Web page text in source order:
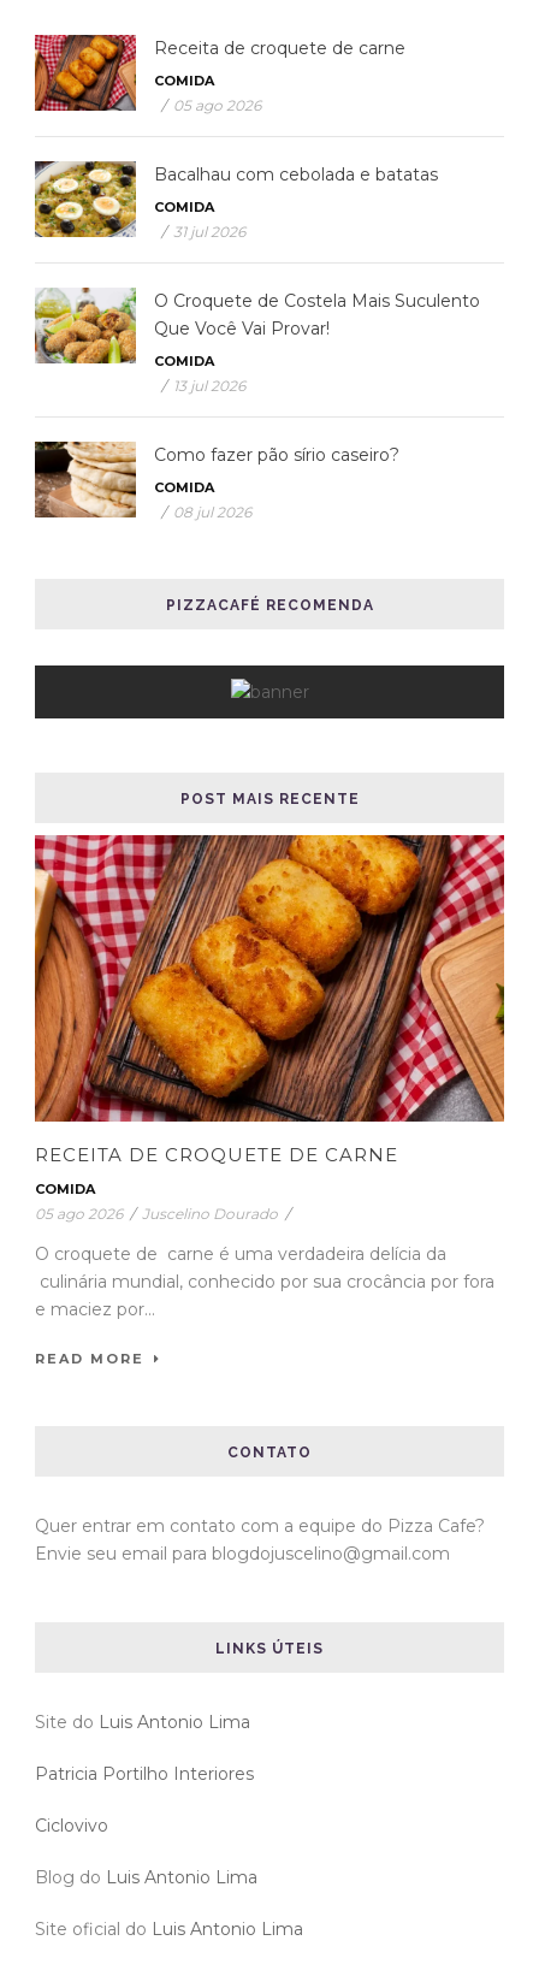
Receita de croquete de carne
COMIDA
/ 05 ago 2026
Bacalhau com cebolada e batatas
COMIDA
/ 31 jul 2026
O Croquete de Costela Mais Suculento
Que Você Vai Provar!
COMIDA
/ 13 jul 2026
Como fazer pão sírio caseiro?
COMIDA
/ 08 jul 2026
PIZZACAFÉ RECOMENDA
POST MAIS RECENTE
RECEITA DE CROQUETE DE CARNE
COMIDA
05 ago 2026 / Juscelino Dourado /
O croquete de carne é uma verdadeira delícia da
culinária mundial, conhecido por sua crocância por fora
e maciez por...
READ MORE
CONTATO
Quer entrar em contato com a equipe do Pizza Cafe?
Envie seu email para blogdojuscelino@gmail.com
LINKS ÚTEIS
Site do Luis Antonio Lima
Patricia Portilho Interiores
Ciclovivo
Blog do Luis Antonio Lima
Site oficial do Luis Antonio Lima